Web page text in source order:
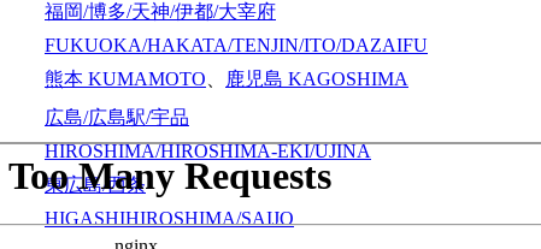
福岡/博多/天神/伊都/大宰府
FUKUOKA/HAKATA/TENJIN/ITO/DAZAIFU
熊本 KUMAMOTO 鹿児島 KAGOSHIMA
広島/広島駅/宇品
HIROSHIMA/HIROSHIMA-EKI/UJINA
東広島/西条
HIGASHIHIROSHIMA/SAIJO